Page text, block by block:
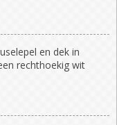
en dek in
rechthoekig wit